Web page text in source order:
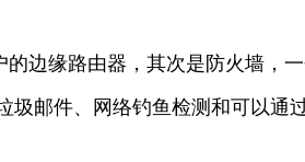
边缘路由器，其次是防火墙，
邮件、网络钓鱼检测和可以通